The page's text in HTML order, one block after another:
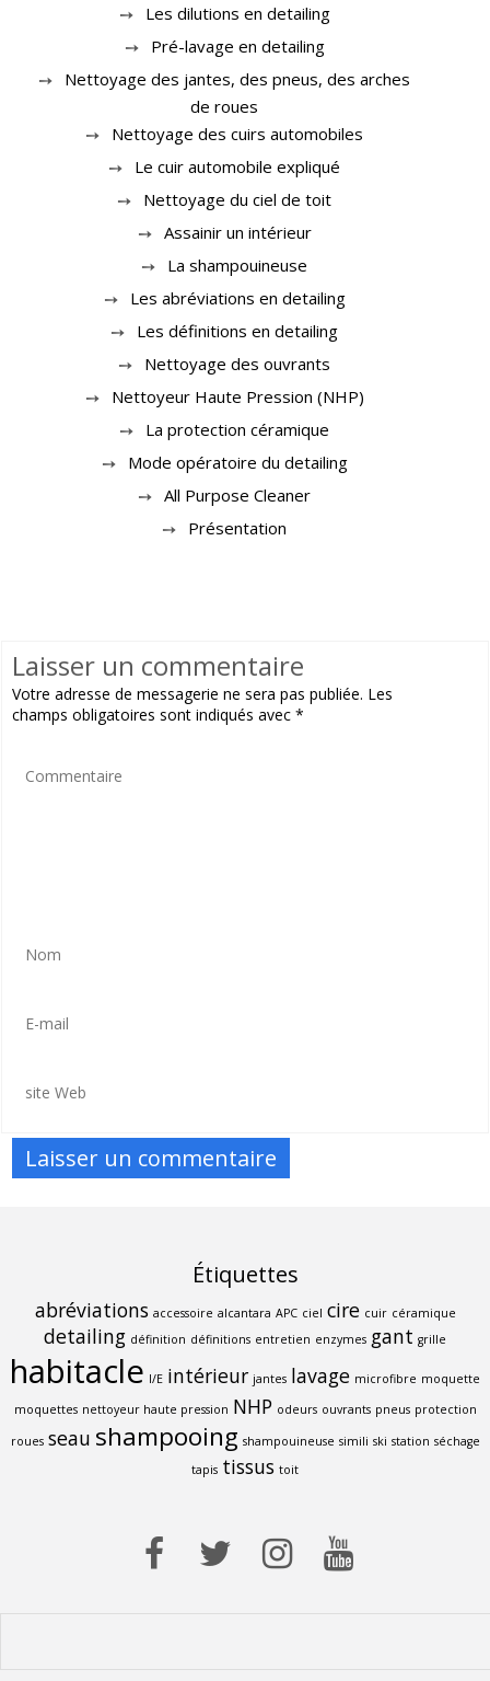
Les dilutions en detailing
Pré-lavage en detailing
Nettoyage des jantes, des pneus, des arches
de roues
Nettoyage des cuirs automobiles
Le cuir automobile expliqué
Nettoyage du ciel de toit
Assainir un intérieur
La shampouineuse
Les abréviations en detailing
Les définitions en detailing
Nettoyage des ouvrants
Nettoyeur Haute Pression (NHP)
La protection céramique
Mode opératoire du detailing
All Purpose Cleaner
Présentation
Laisser un commentaire
Votre adresse de messagerie ne sera pas publiée. Les
champs obligatoires sont indiqués avec*
Étiquettes
abréviations accessoire alcantara APC ciel cire cuir céramique
detailing définition définitions entretien enzymes gant grille
habitacle I/E intérieur jantes lavage microfibre moquette
moquettes nettoyeur haute pression NHP odeurs ouvrants pneus protection
roues seau shampooing shampouineuse simili ski station séchage
tapis tissus toit